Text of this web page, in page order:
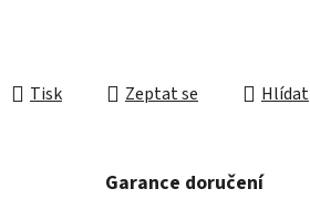
Tisk Zeptat se Hlídat
Garance doručení